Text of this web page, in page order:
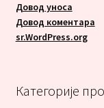
Довод уноса
Довод коментара
sr.WordPress.org
Категорије